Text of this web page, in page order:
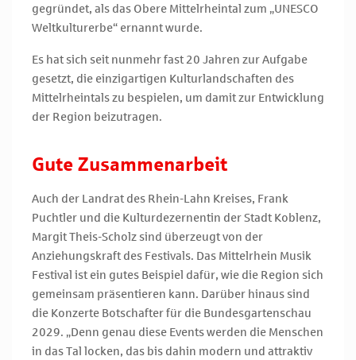
gegründet, als das Obere Mittelrheintal zum „UNESCO
Weltkulturerbe“ ernannt wurde.
Es hat sich seit nunmehr fast 20 Jahren zur Aufgabe
gesetzt, die einzigartigen Kulturlandschaften des
Mittelrheintals zu bespielen, um damit zur Entwicklung
der Region beizutragen.
Gute Zusammenarbeit
Auch der Landrat des Rhein-Lahn Kreises, Frank
Puchtler und die Kulturdezernentin der Stadt Koblenz,
Margit Theis-Scholz sind überzeugt von der
Anziehungskraft des Festivals. Das Mittelrhein Musik
Festival ist ein gutes Beispiel dafür, wie die Region sich
gemeinsam präsentieren kann. Darüber hinaus sind
die Konzerte Botschafter für die Bundesgartenschau
2029. „Denn genau diese Events werden die Menschen
in das Tal locken, das bis dahin modern und attraktiv